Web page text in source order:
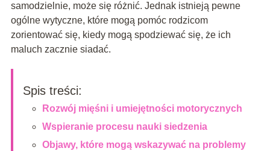
samodzielnie, może się różnić. Jednak istnieją pewne
ogólne wytyczne, które mogą pomóc rodzicom
zorientować się, kiedy mogą spodziewać się, że ich
maluch zacznie siadać.
Spis treści:
Rozwój mięśni i umiejętności motorycznych
Wspieranie procesu nauki siedzenia
Objawy, które mogą wskazywać na problemy